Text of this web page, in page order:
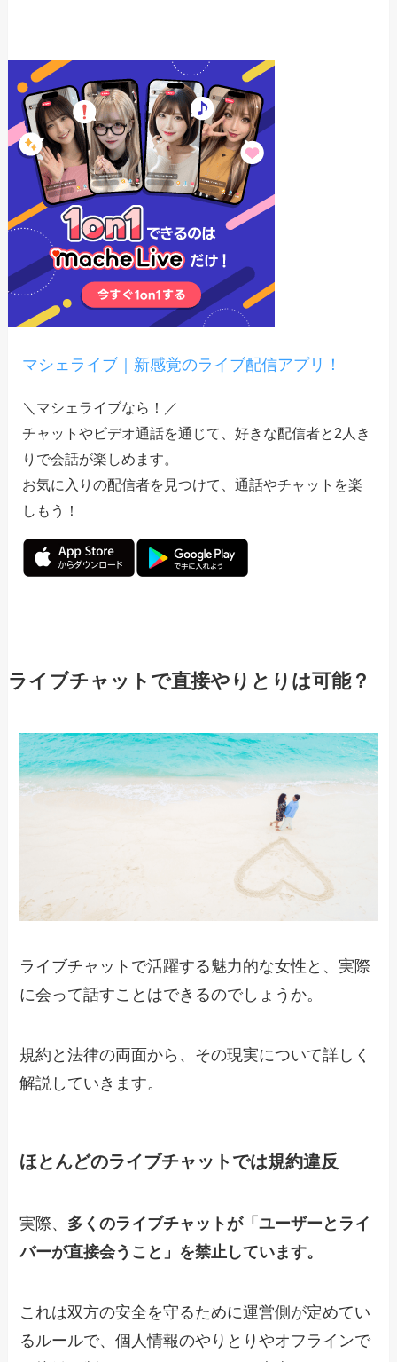
マシェライブ｜新感覚のライブ配信アプリ！
＼マシェライブなら！／
チャットやビデオ通話を通じて、好きな配信者と2人き
りで会話が楽しめます。
お気に入りの配信者を見つけて、通話やチャットを楽
しもう！
ライブチャットで直接やりとりは可能？
ライブチャットで活躍する魅力的な女性と、実際
に会って話すことはできるのでしょうか。
規約と法律の両面から、その現実について詳しく
解説していきます。
ほとんどのライブチャットでは規約違反
実際、 多くのライブチャットが「ユーザーとライ
バーが直接会うこと」を禁止しています。
これは双方の安全を守るために運営側が定めてい
るルールで、個人情報のやりとりやオフラインで